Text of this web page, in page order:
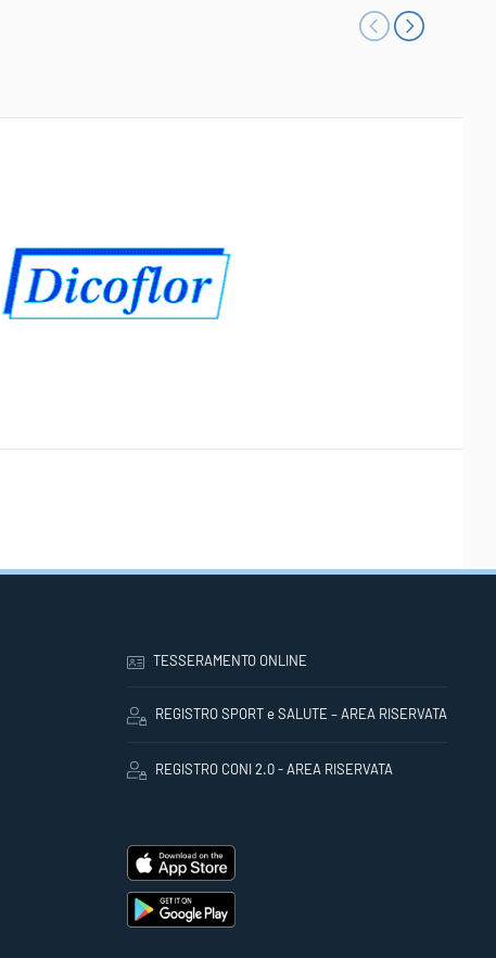
TESSERAMENTO ONLINE
REGISTRO SPORT e SALUTE – AREA RISERVATA
REGISTRO CONI 2.0 - AREA RISERVATA